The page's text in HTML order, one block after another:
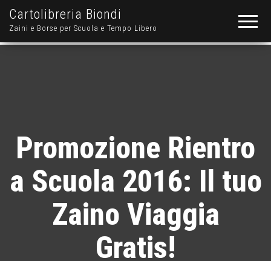
Cartolibreria Biondi
Zaini e Borse per Scuola e Tempo Libero
Promozione Rientro
a Scuola 2016: Il tuo
Zaino Viaggia
Gratis!